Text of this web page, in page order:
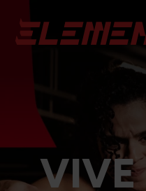
VIVE